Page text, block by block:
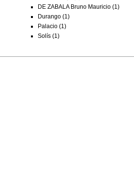
DE ZABALA Bruno Mauricio (1)
Durango (1)
Palacio (1)
Solís (1)